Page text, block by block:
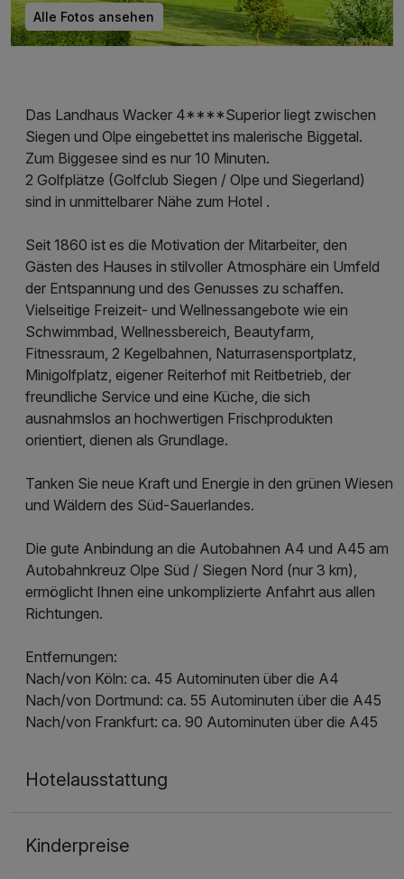
Alle Fotos ansehen
Das Landhaus Wacker 4****Superior liegt zwischen
Siegen und Olpe eingebettet ins malerische Biggetal.
Zum Biggesee sind es nur 10 Minuten.
2 Golfplätze (Golfclub Siegen / Olpe und Siegerland)
sind in unmittelbarer Nähe zum Hotel .
Seit 1860 ist es die Motivation der Mitarbeiter, den
Gästen des Hauses in stilvoller Atmosphäre ein Umfeld
der Entspannung und des Genusses zu schaffen.
Vielseitige Freizeit- und Wellnessangebote wie ein
Schwimmbad, Wellnessbereich, Beautyfarm,
Fitnessraum, 2 Kegelbahnen, Naturrasensportplatz,
Minigolfplatz, eigener Reiterhof mit Reitbetrieb, der
freundliche Service und eine Küche, die sich
ausnahmslos an hochwertigen Frischprodukten
orientiert, dienen als Grundlage.
Tanken Sie neue Kraft und Energie in den grünen Wiesen
und Wäldern des Süd-Sauerlandes.
Die gute Anbindung an die Autobahnen A4 und A45 am
Autobahnkreuz Olpe Süd / Siegen Nord (nur 3 km),
ermöglicht Ihnen eine unkomplizierte Anfahrt aus allen
Richtungen.
Entfernungen:
Nach/von Köln: ca. 45 Autominuten über die A4
Nach/von Dortmund: ca. 55 Autominuten über die A45
Nach/von Frankfurt: ca. 90 Autominuten über die A45
Hotelausstattung
Kinderpreise